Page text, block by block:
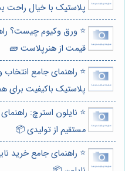
پلاستیک با خیال راحت
⭐️ ورق وکیوم چیست؟
قیمت از هنرپلاست 🧱
⭐️ راهنمای جامع
پلاستیک باکیفیت برای
⭐️ نایلون استرچ:
مستقیم از تولیدی 📦
⭐️ راهنمای جامع خرید